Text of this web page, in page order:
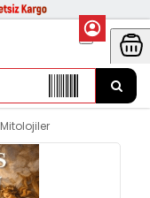
Mitolojiler